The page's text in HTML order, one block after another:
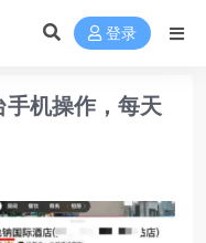
登录
机操作，每天